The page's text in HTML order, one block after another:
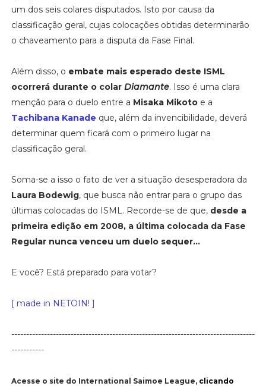
um dos seis colares disputados. Isto por causa da
classificação geral, cujas colocações obtidas determinarão
o chaveamento para a disputa da Fase Final.
Além disso, o embate mais esperado deste ISML
ocorrerá durante o colar Diamante. Isso é uma clara
menção para o duelo entre a Misaka Mikotoe a
Tachibana Kanade que, além da invencibilidade, deverá
determinar quem ficará com o primeiro lugar na
classificação geral.
Soma-se a isso o fato de ver a situação desesperadora da
Laura Bodewig, que busca não entrar para o grupo das
últimas colocadas do ISML. Recorde-se de que,desde a
primeira edição em 2008, a última colocada da Fase
Regular nunca venceu um duelo sequer...
E você? Está preparado para votar?
[ made in NETOIN! ]
----------------------------------------------------------------------------------
-----------
Acesse o site do International Saimoe League, clicando